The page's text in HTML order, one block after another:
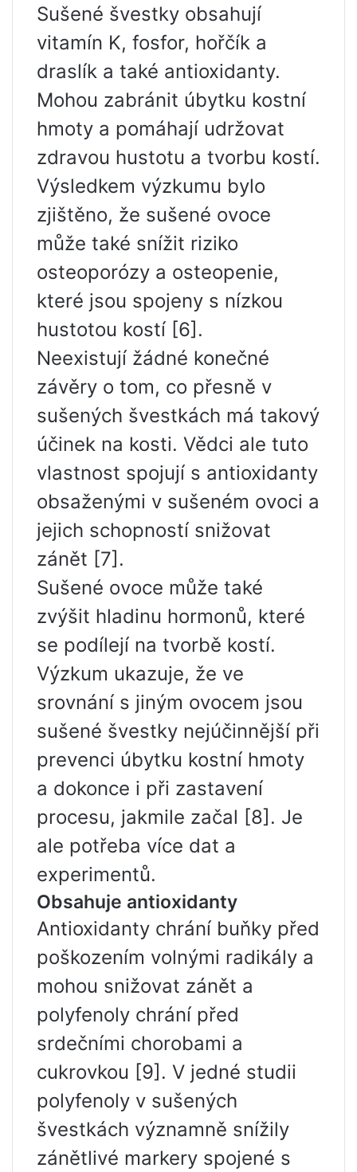
Sušené švestky obsahují
vitamín K, fosfor, hořčík a
draslík a také antioxidanty.
Mohou zabránit úbytku kostní
hmoty a pomáhají udržovat
zdravou hustotu a tvorbu kostí.
Výsledkem výzkumu bylo
zjištěno, že sušené ovoce
může také snížit riziko
osteoporózy a osteopenie,
které jsou spojeny s nízkou
hustotou kostí [6].
Neexistují žádné konečné
závěry o tom, co přesně v
sušených švestkách má takový
účinek na kosti. Vědci ale tuto
vlastnost spojují s antioxidanty
obsaženými v sušeném ovoci a
jejich schopností snižovat
zánět [7].
Sušené ovoce může také
zvýšit hladinu hormonů, které
se podílejí na tvorbě kostí.
Výzkum ukazuje, že ve
srovnání s jiným ovocem jsou
sušené švestky nejúčinnější při
prevenci úbytku kostní hmoty
a dokonce i při zastavení
procesu, jakmile začal [8]. Je
ale potřeba více dat a
experimentů.
Obsahuje antioxidanty
Antioxidanty chrání buňky před
poškozením volnými radikály a
mohou snižovat zánět a
polyfenoly chrání před
srdečními chorobami a
cukrovkou [9]. V jedné studii
polyfenoly v sušených
švestkách významně snížily
zánětlivé markery spojené s